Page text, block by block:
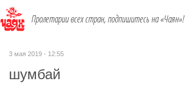
Пролетарии всех стран, подпишитесь на «Чаян»!
3 мая 2019 - 12:55
шумбай